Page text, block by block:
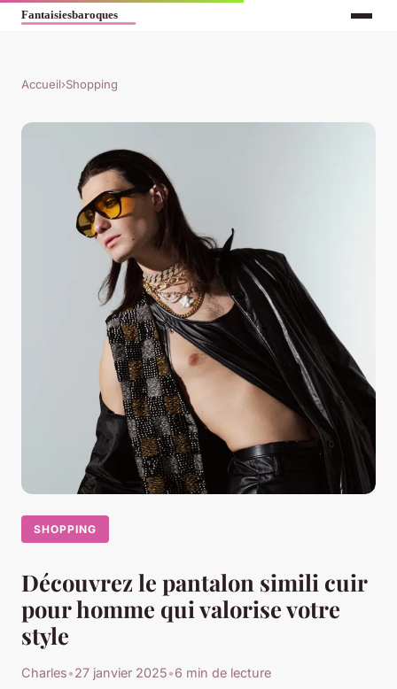
Accueil›Shopping
SHOPPING
Découvrez le pantalon simili cuir
pour homme qui valorise votre
style
Charles•27 janvier 2025•6 min de lecture